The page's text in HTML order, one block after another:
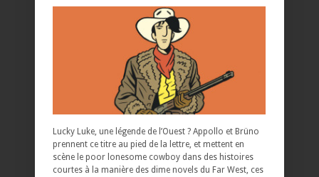
Lucky Luke, une légende de l’Ouest ? Appollo et Brüno
prennent ce titre au pied de la lettre, et mettent en
scène le poor lonesome cowboy dans des histoires
courtes à la manière des dime novels du Far West, ces